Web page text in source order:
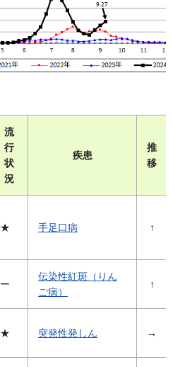
流
行
状
況
疾患
推
移
★ 手足口病 ↑
ー
伝染性紅斑（りん
ご病）
↑
★ 突発性発しん →